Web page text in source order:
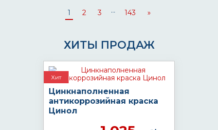
1 2 3 ... 143 »
ХИТЫ ПРОДАЖ
Хит
Цинкнаполненная
антикоррозийная краска
Цинол